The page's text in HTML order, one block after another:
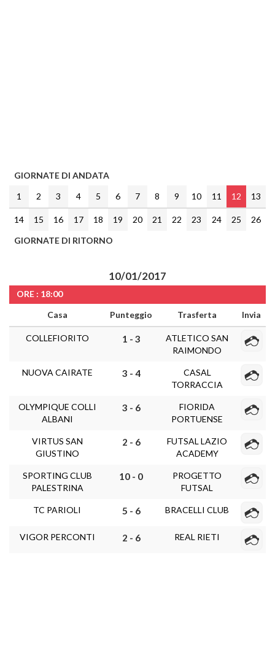
GIORNATE DI ANDATA
1
2 3 4 5 6 7 8 9 10 11 12 13
14 15 16 17 18 19 20 21 22 23 24 25
26
GIORNATE DI RITORNO
10/01/2017
ORE : 18:00
Casa
Punteggio Trasferta Invia
COLLEFIORITO 1 - 3
ATLETICO SAN
RAIMONDO
NUOVA CAIRATE 3 - 4
CASAL
TORRACCIA
OLYMPIQUE COLLI
ALBANI
3 - 6
FIORIDA
PORTUENSE
VIRTUS SAN
GIUSTINO
2 - 6
FUTSAL LAZIO
ACADEMY
SPORTING CLUB
PALESTRINA
10 - 0
PROGETTO
FUTSAL
TC PARIOLI 5 - 6 BRACELLI CLUB
VIGOR PERCONTI 2 - 6 REAL RIETI